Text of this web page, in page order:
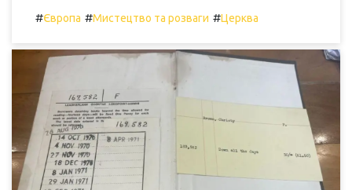
#Європа #Мистецтво та розваги #Церква